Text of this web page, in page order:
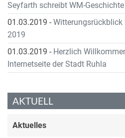
Seyfarth schreibt WM-Geschichte
01.03.2019 -
2019
01.03.2019 - Herzlich
Internetseite der Stadt Ruhla
AKTUELL
Aktuelles